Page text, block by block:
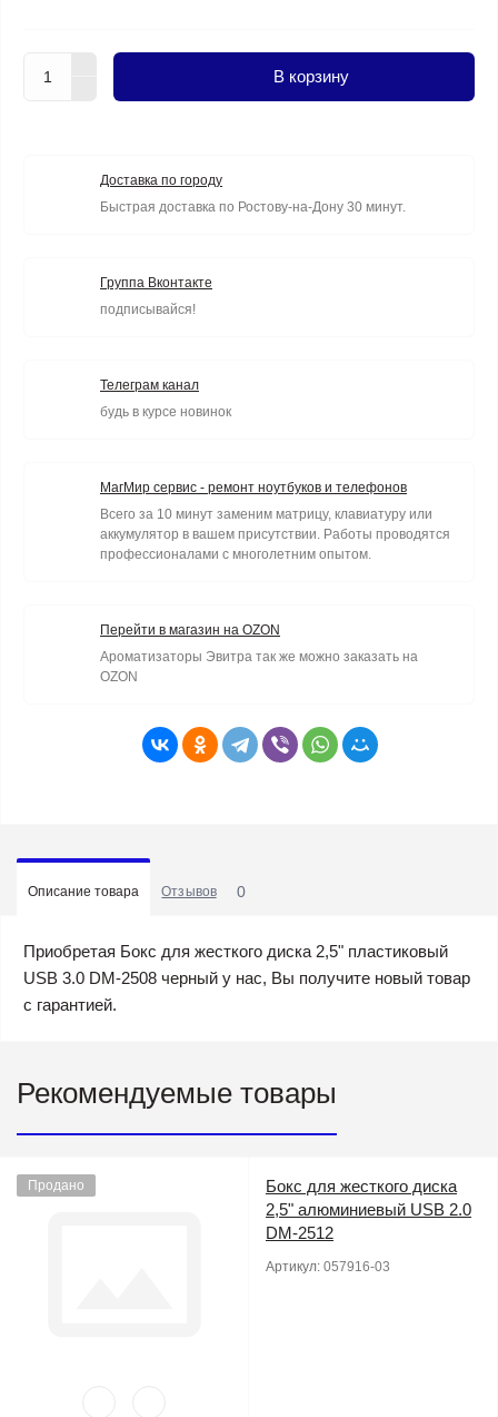
В корзину
Доставка по городу
Быстрая доставка по Ростову-на-Дону 30 минут.
Группа Вконтакте
подписывайся!
Телеграм канал
будь в курсе новинок
МагМир сервис - ремонт ноутбуков и телефонов
Всего за 10 минут заменим матрицу, клавиатуру или
аккумулятор в вашем присутствии. Работы проводятся
профессионалами с многолетним опытом.
Перейти в магазин на OZON
Ароматизаторы Эвитра так же можно заказать на
OZON
Описание товара Отзывов 0
Приобретая Бокс для жесткого диска 2,5" пластиковый
USB 3.0 DM-2508 черный у нас, Вы получите новый товар
с гарантией.
Рекомендуемые товары
Продано
Бокс для жесткого диска
2,5" алюминиевый USB 2.0
DM-2512
Артикул: 057916-03